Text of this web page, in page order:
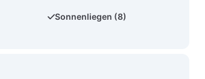
Sonnenliegen (8)